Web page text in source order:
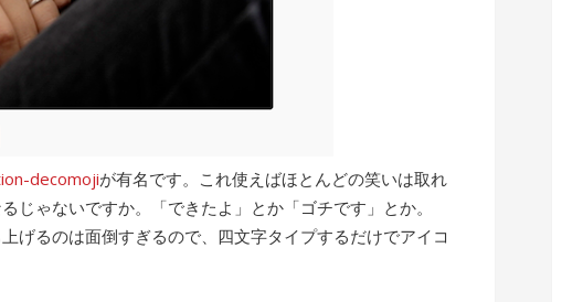
decomojiが有名です。これ使えばほとんどの笑いは取れ
じゃないですか。「できたよ」とか「ゴチです」とか。
げるのは面倒すぎるので、四文字タイプするだけでアイコ